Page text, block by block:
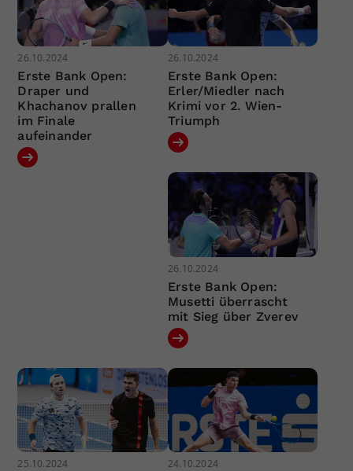
26.10.2024
Erste Bank Open:
Draper und
Khachanov prallen
im Finale
aufeinander
26.10.2024
Erste Bank Open:
Erler/Miedler nach
Krimi vor 2. Wien-
Triumph
26.10.2024
Erste Bank Open:
Musetti überrascht
mit Sieg über Zverev
25.10.2024 24.10.2024